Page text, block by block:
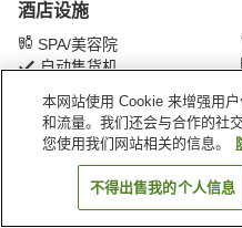
酒店设施
SPA/美容院
自动售货机
首页 日本 鹿儿岛县 鹿
搜
本网站使用 Cookie 来增强用
和流量。我们还会与合作的社
您使用我们网站相关的信息。
不得出售我的个人信息